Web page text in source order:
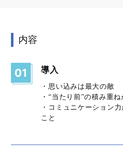
内容
01 導入
・思い込みは最大の敵
・“当たり前”の積み重
・コミュニケーション
こと